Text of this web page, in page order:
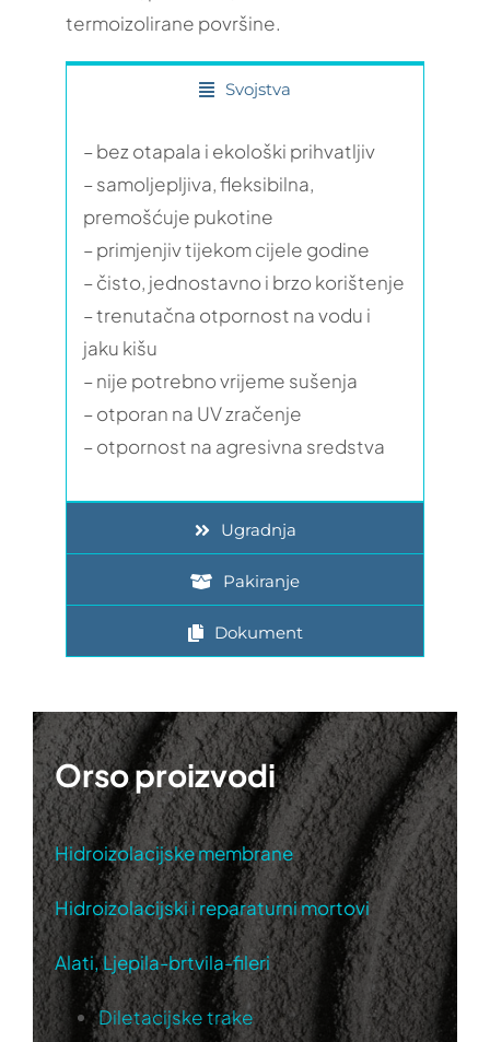
termoizolirane površine.
Svojstva
– bez otapala i ekološki prihvatljiv
– samoljepljiva, fleksibilna,
premošćuje pukotine
– primjenjiv tijekom cijele godine
– čisto, jednostavno i brzo korištenje
– trenutačna otpornost na vodu i
jaku kišu
– nije potrebno vrijeme sušenja
– otporan na UV zračenje
– otpornost na agresivna sredstva
Ugradnja
Pakiranje
Dokument
Orso proizvodi
Hidroizolacijske membrane
Hidroizolacijski i reparaturni mortovi
Alati, Ljepila-brtvila-fileri
Diletacijske trake